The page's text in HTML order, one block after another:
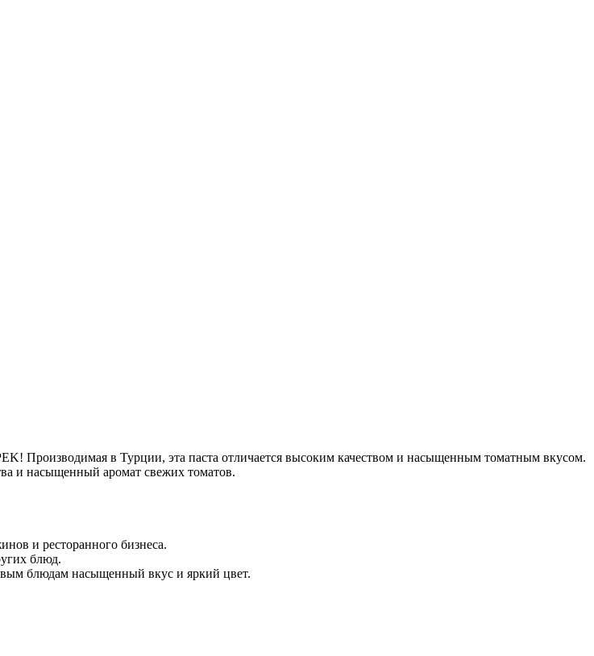
Производимая в Турции, эта паста отличается высоким качеством и насыщенным томатным вкусом.
и насыщенный аромат свежих томатов.
и ресторанного бизнеса.
блюд.
блюдам насыщенный вкус и яркий цвет.